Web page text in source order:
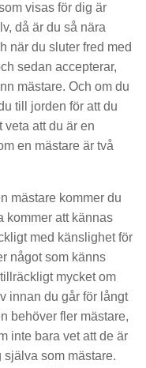
visas för dig är
då är du så nära
när du sluter fred med
sedan accepterar,
mästare. Och om du
till jorden för att du
veta att du är en
en mästare är två
mästare kommer du
kommer att kännas
med känslighet för
något som känns
mycket om
innan du går för långt
behöver fler mästare,
inte bara vet att de är
själva som mästare.